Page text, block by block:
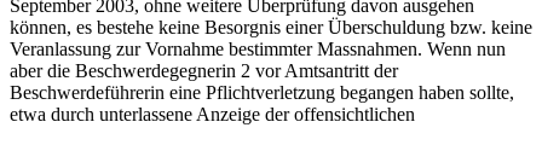
September 2003, ohne weitere Überprüfung davon ausgehen
können, es bestehe keine Besorgnis einer Überschuldung bzw. keine
Veranlassung zur Vornahme bestimmter Massnahmen. Wenn nun
aber die Beschwerdegegnerin 2 vor Amtsantritt der
Beschwerdeführerin eine Pflichtverletzung begangen haben sollte,
etwa durch unterlassene Anzeige der offensichtlichen